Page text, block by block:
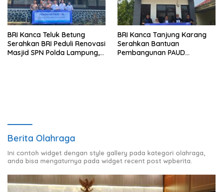
BRI Kanca Teluk Betung
Serahkan BRI Peduli Renovasi
Masjid SPN Polda Lampung,
BRI Kanca Tanjung Karang
Serahkan Bantuan
Pembangunan PAUD
Berita Olahraga
Ini contoh widget dengan style gallery pada kategori olahraga,
anda bisa mengaturnya pada widget recent post wpberita.